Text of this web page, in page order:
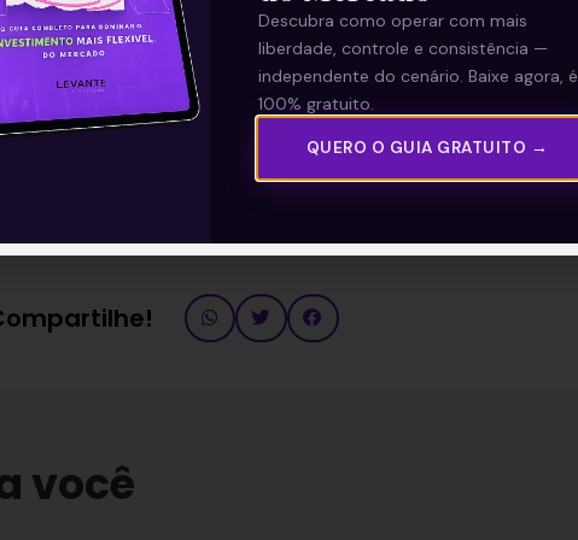
—
da Johnson & Johnson
você
Descubra como operar com mais
liberdade, controle e consistência —
independente do cenário. Baixe agora, é
100% gratuito.
QUERO O GUIA GRATUITO →